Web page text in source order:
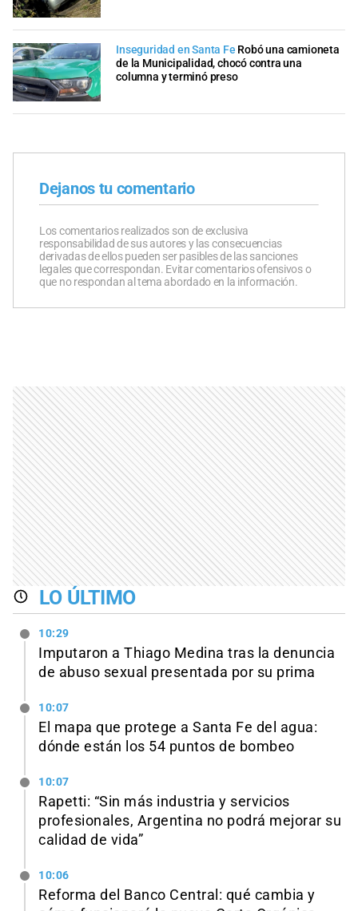
Inseguridad en Santa Fe Robó una camioneta
de la Municipalidad, chocó contra una
columna y terminó preso
Dejanos tu comentario
Los comentarios realizados son de exclusiva
responsabilidad de sus autores y las consecuencias
derivadas de ellos pueden ser pasibles de las sanciones
legales que correspondan. Evitar comentarios ofensivos o
que no respondan al tema abordado en la información.
LO ÚLTIMO
10:29
Imputaron a Thiago Medina tras la denuncia
de abuso sexual presentada por su prima
10:07
El mapa que protege a Santa Fe del agua:
dónde están los 54 puntos de bombeo
10:07
Rapetti: “Sin más industria y servicios
profesionales, Argentina no podrá mejorar su
calidad de vida”
10:06
Reforma del Banco Central: qué cambia y